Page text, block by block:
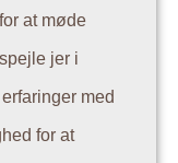
at møde
jer i
med
for at